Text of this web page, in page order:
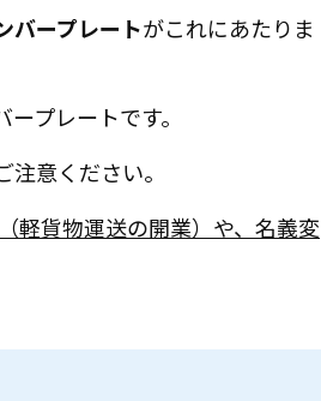
バープレートがこれにあたりま
プレートです。
意ください。
軽貨物運送の開業）や、名義変